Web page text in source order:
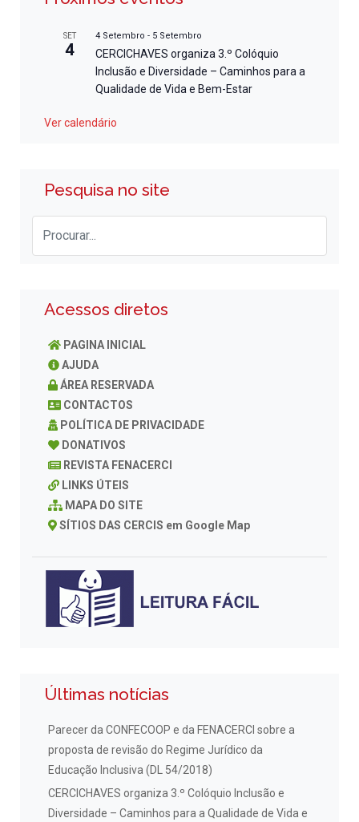
SET
4
4 Setembro - 5 Setembro
CERCICHAVES organiza 3.º Colóquio
Inclusão e Diversidade – Caminhos para a
Qualidade de Vida e Bem-Estar
Ver calendário
Pesquisa no site
Acessos diretos
PAGINA INICIAL
AJUDA
ÁREA RESERVADA
CONTACTOS
POLÍTICA DE PRIVACIDADE
DONATIVOS
REVISTA FENACERCI
LINKS ÚTEIS
MAPA DO SITE
SÍTIOS DAS CERCIS em Google Map
Últimas notícias
Parecer da CONFECOOP e da FENACERCI sobre a
proposta de revisão do Regime Jurídico da
Educação Inclusiva (DL 54/2018)
CERCICHAVES organiza 3.º Colóquio Inclusão e
Diversidade – Caminhos para a Qualidade de Vida e